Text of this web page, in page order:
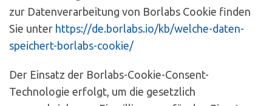
zur Datenverarbeitung von Borlabs Cookie finden
Sie unter https://de.borlabs.io/kb/welche-daten-
speichert-borlabs-cookie/
Der Einsatz der Borlabs-Cookie-Consent-
Technologie erfolgt, um die gesetzlich